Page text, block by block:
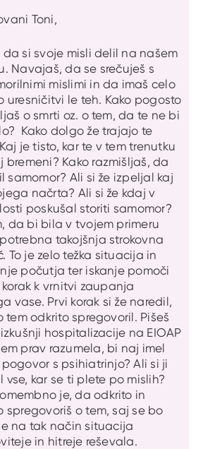
Toni,
si svoje misli delil na našem
Navajaš, da se srečuješ s
mislimi in da imaš celo
uresničitvi le teh. Kako pogosto
o smrti oz. o tem, da te ne bi
Kako dolgo že trajajo te
je tisto, kar te v tem trenutku
bremeni? Kako razmišljaš, da
samomor? Ali si že izpeljal kaj
načrta? Ali si že kdaj v
poskušal storiti samomor?
da bi bila v tvojem primeru
takojšnja strokovna
To je zelo težka situacija in
počutja ter iskanje pomoči
k vrnitvi zaupanja
vase. Prvi korak si že naredil,
tem odkrito spregovoril. Pišeš
hospitalizacije na EIOAP
prav razumela, bi naj imel
s psihiatrinjo? Ali si ji
vse, kar se ti plete po mislih?
je, da odkrito in
spregovoriš o tem, saj se bo
na tak način situacija
in hitreje reševala.